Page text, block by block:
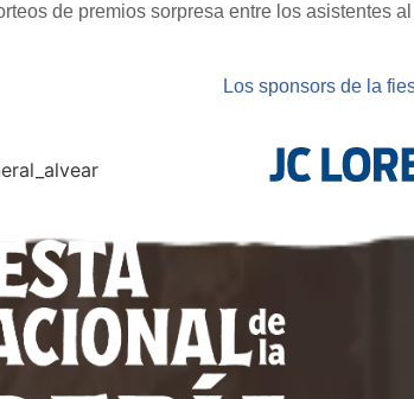
de premios sorpresa entre los asistentes
Los sponsors de la